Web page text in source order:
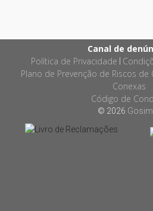
Canal de
Política de Privacidade
Plano de Prevenção de Riscos
Conexas
Código de
© 2026